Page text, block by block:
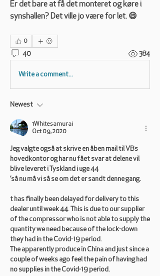
Er det bare at få det monteret og køre i
synshallen? Det ville jo være for let. 😄
0
40 384
Write a comment...
Newest
1Whitesamurai
Oct 09, 2020
Jeg valgte også at skrive en åben mail til VBs
hovedkontor og har nu fået svar at delene vil
blive leveret i Tyskland i uge 44
’så nu må vi så se om det er sandt denne gang.
t has finally been delayed for delivery to this
dealer until week 44. This is due to our supplier
of the compressor who is not able to supply the
quantity we need because of the lock-down
they had in the Covid-19 period.
The apparently produce in China and just since a
couple of weeks ago feel the pain of having had
no supplies in the Covid-19 period.